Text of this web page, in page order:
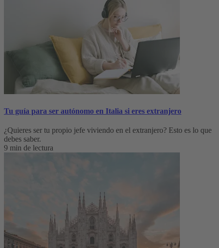
Tu guía para ser autónomo en Italia si eres extranjero
¿Quieres ser tu propio jefe viviendo en el extranjero? Esto es lo que
debes saber.
9 min de lectura